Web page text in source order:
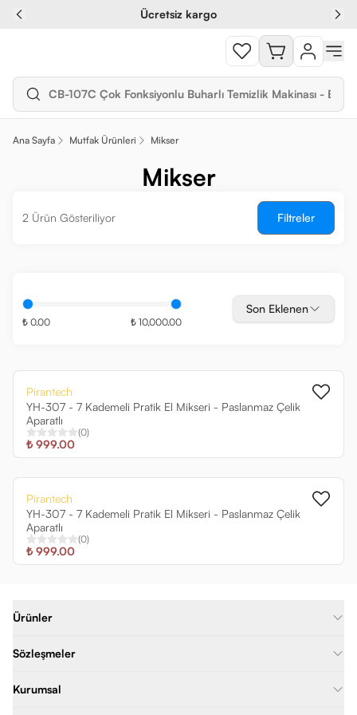
Ücretsiz kargo
Ana Sayfa Mutfak Ürünleri Mikser
Mikser
2 Ürün Gösteriliyor Filtreler
₺ 0.00 ₺ 10,000.00
Son Eklenen
Pirantech
YH-307 - 7 Kademeli Pratik El Mikseri - Paslanmaz Çelik
Aparatlı
(0)
₺ 999.00
Pirantech
YH-307 - 7 Kademeli Pratik El Mikseri - Paslanmaz Çelik
Aparatlı
(0)
₺ 999.00
Ürünler
Sözleşmeler
Kurumsal